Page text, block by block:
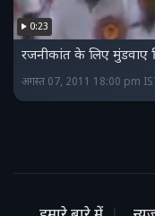
0:23
रजनीकांत के लिए मुंडवाए
अगस्त 07, 2011 18:00 pm